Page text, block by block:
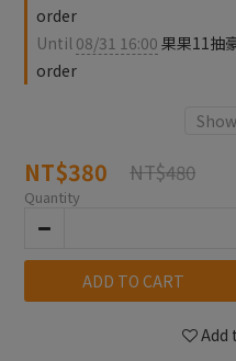
order
Until 08/31 16:00 果果11抽
order
NT$380 NT$480
Quantity
ADD TO CART
Add